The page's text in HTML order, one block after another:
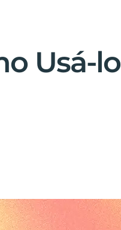
Usá-lo